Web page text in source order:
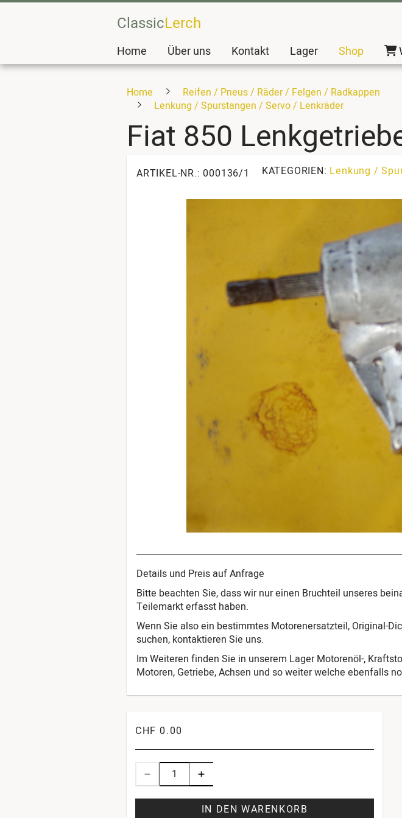
ClassicLerch
Home Über uns Kontakt Lager Shop
Home
Reifen / Pneus / Räder / Felgen / Radkappen
Lenkung / Spurstangen / Servo / Lenkräder
Fiat 850
ARTIKEL-NR.: 000136/1 KATEGORIEN: Lenkung /
Details und Preis auf Anfrage
Bitte beachten Sie, dass wir nur einen Bruchteil unseres
Teilemarkt erfasst haben.
Wenn Sie also ein bestimmtes Motorenersatzteil, Original-
suchen, kontaktieren Sie uns.
Im Weiteren finden Sie in unserem Lager Motorenöl-,
Motoren, Getriebe, Achsen und so weiter welche ebenfalls
CHF 0.00
IN DEN WARENKORB